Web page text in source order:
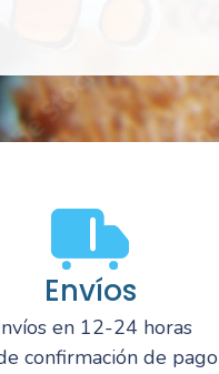
Envíos
en 12-24 horas
confirmación de pago